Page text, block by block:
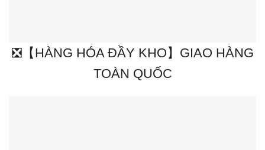
❎【HÀNG HÓA ĐẦY KHO】GIAO HÀNG
TOÀN QUỐC